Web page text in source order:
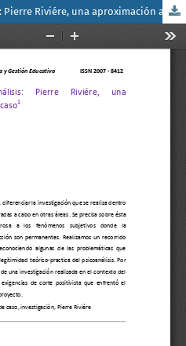
Investigación y psicoanálisis: Pierre Riviére, una aproximación al estudio de caso